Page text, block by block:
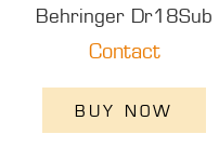
Behringer Dr18Sub
Contact
BUY NOW